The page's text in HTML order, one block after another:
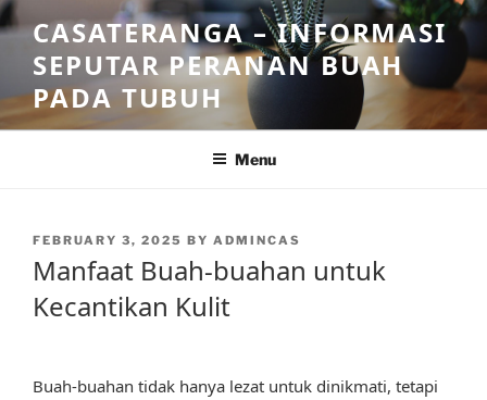
Skip
to
content
CASATERANGA – INFORMASI
SEPUTAR PERANAN BUAH
PADA TUBUH
Menu
POSTED
FEBRUARY 3, 2025 BY ADMINCAS
Manfaat Buah-buahan untuk
Kecantikan Kulit
Buah-buahan tidak hanya lezat untuk dinikmati, tetapi